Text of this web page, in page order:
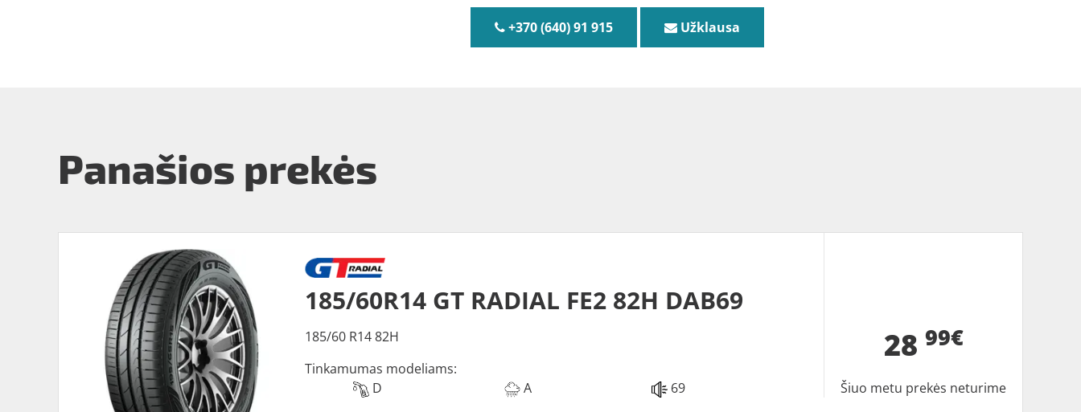
+370 (640) 91 915 Užklausa
Panašios prekės
185/60R14 GT RADIAL FE2 82H DAB69
185/60 R14 82H
Tinkamumas modeliams:
D
A 69
28 99€
Šiuo metu prekės neturime